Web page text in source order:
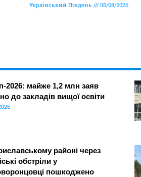
Український Південь 05/08/2026
2026: майже 1,2 млн заяв
до закладів вищої освіти
районі через
обстріли у
пошкоджено